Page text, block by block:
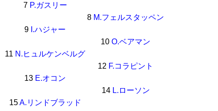
7 P.ガスリー
8 M.フェルスタッペン
9 I.ハジャー
10 O.ベアマン
11 N.ヒュルケンベルグ
12 F.コラピント
13 E.オコン
14 L.ローソン
15A.リンドブラッド